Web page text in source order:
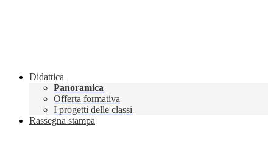
Didattica
Panoramica
Offerta formativa
I progetti delle classi
Rassegna stampa